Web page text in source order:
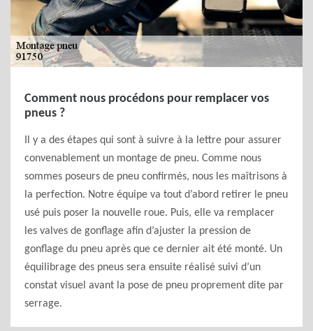
Comment nous procédons pour remplacer vos
pneus ?
Il y a des étapes qui sont à suivre à la lettre pour assurer
convenablement un montage de pneu. Comme nous
sommes poseurs de pneu confirmés, nous les maîtrisons à
la perfection. Notre équipe va tout d’abord retirer le pneu
usé puis poser la nouvelle roue. Puis, elle va remplacer
les valves de gonflage afin d’ajuster la pression de
gonflage du pneu après que ce dernier ait été monté. Un
équilibrage des pneus sera ensuite réalisé suivi d’un
constat visuel avant la pose de pneu proprement dite par
serrage.